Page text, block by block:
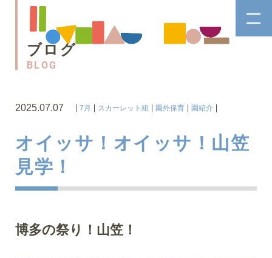
ブログ
BLOG
2025.07.07 7月 スカーレット組 園外保育 園紹介
オイッサ！オイッサ！山笠
見学！
博多の祭り！山笠！